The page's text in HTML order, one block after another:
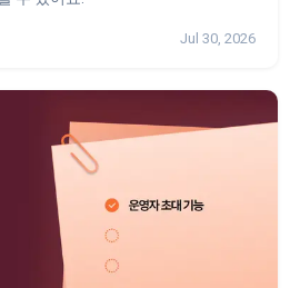
Jul 30, 2026